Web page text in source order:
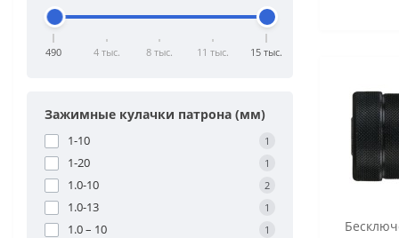
490 4 тыс. 8 тыс. 11 тыс. 15 тыс.
Зажимные кулачки патрона (мм)
1-10 1
1-20 1
1.0-10 2
1.0-13 1
1.0 – 10 1